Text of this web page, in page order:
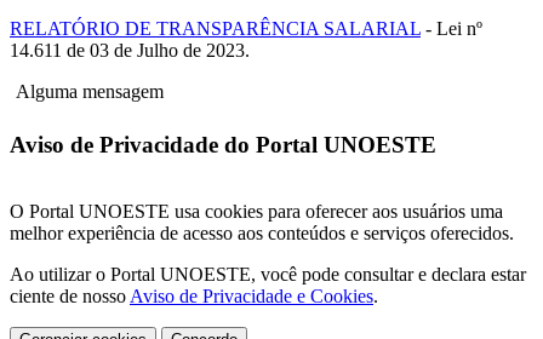
RELATÓRIO DE TRANSPARÊNCIA SALARIAL - Lei nº
14.611 de 03 de Julho de 2023.
Alguma mensagem
Aviso de Privacidade do Portal UNOESTE
O Portal UNOESTE usa cookies para oferecer aos usuários uma
melhor experiência de acesso aos conteúdos e serviços oferecidos.
Ao utilizar o Portal UNOESTE, você pode consultar e declara estar
ciente de nosso Aviso de Privacidade e Cookies.